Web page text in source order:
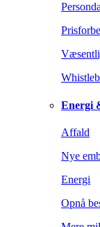
Energi
Affald
Nye
Energi
Opnå